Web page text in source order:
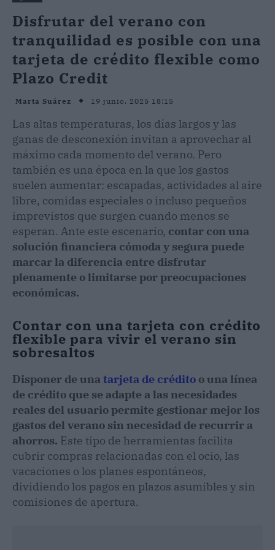
Disfrutar del verano con
tranquilidad es posible con una
tarjeta de crédito flexible como
Plazo Credit
Marta Suárez 19 junio, 2025 18:15
Las altas temperaturas, los días largos y las
ganas de desconexión invitan a aprovechar al
máximo cada momento del verano. Pero
también es una época en la que los gastos
suelen aumentar: escapadas, actividades al aire
libre, comidas especiales o incluso pequeños
imprevistos que surgen cuando menos se
esperan. Ante este escenario, contar con una
solución financiera cómoda y segura puede
marcar la diferencia entre disfrutar
plenamente o limitarse por preocupaciones
económicas.
Contar con una tarjeta con crédito
flexible para vivir el verano sin
sobresaltos
Disponer de una tarjeta de crédito o una línea
de crédito que se adapte a las necesidades
reales del usuario permite gestionar mejor los
gastos del verano sin necesidad de recurrir a
ahorros. Este tipo de herramientas facilita
cubrir compras relacionadas con el ocio, las
vacaciones o los planes espontáneos,
dividiendo los pagos en plazos asumibles y sin
comisiones de apertura.